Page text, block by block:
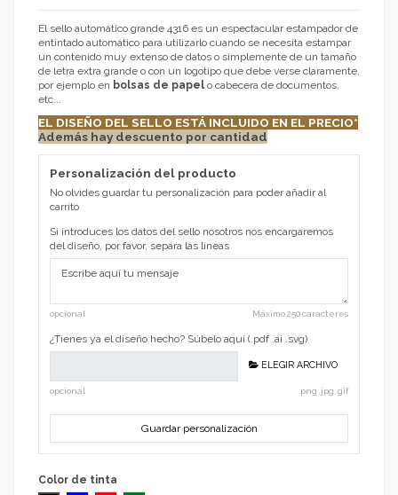
El sello automático grande 4316 es un espectacular estampador de
entintado automático para utilizarlo cuando se necesita estampar
un contenido muy extenso de datos o simplemente de un tamaño
de letra extra grande o con un logotipo que debe verse claramente,
por ejemplo en bolsas de papel o cabecera de documentos,
etc...
EL DISEÑO DEL SELLO ESTÁ INCLUIDO EN EL PRECIO*
Además hay descuento por cantidad
Personalización del producto
No olvides guardar tu personalización para poder añadir al
carrito
Si introduces los datos del sello nosotros nos encargaremos
del diseño, por favor, separa las líneas
opcional Máximo 250 caracteres
¿Tienes ya el diseño hecho? Súbelo aquí (.pdf .ai .svg)
ELEGIR ARCHIVO
opcional .png .jpg .gif
Guardar personalización
Color de tinta